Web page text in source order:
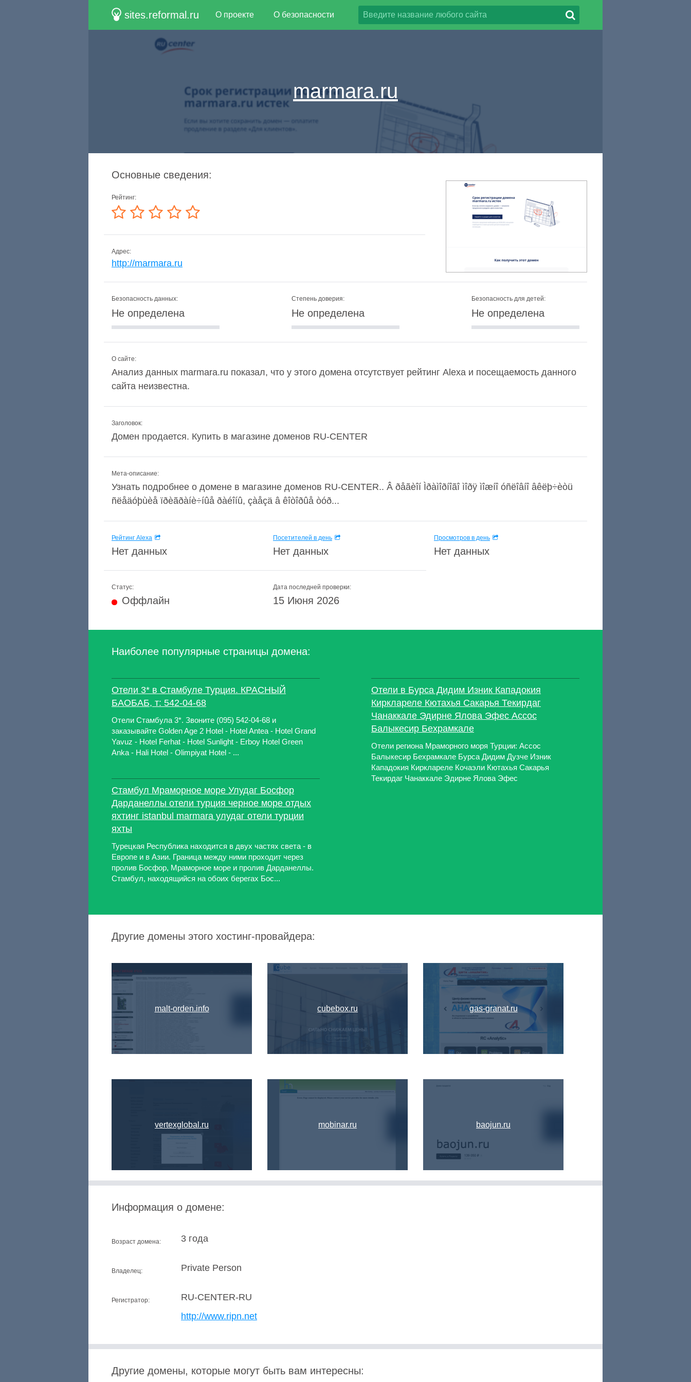
sites.reformal.ru О проекте О безопасности
marmara.ru
Основные сведения:
Рейтинг:
Адрес:
http://marmara.ru
Безопасность данных:
Не определена
Степень доверия:
Не определена
Безопасность для детей:
Не определена
О сайте:
Анализ данных marmara.ru показал, что у этого домена отсутствует рейтинг Alexa и посещаемость данного
сайта неизвестна.
Заголовок:
Домен продается. Купить в магазине доменов RU-CENTER
Мета-описание:
Узнать подробнее о домене в магазине доменов RU-CENTER.. Â ðåãèîí Ìðàìîðíîãî ìîðÿ ìîæíî óñëîâíî âêëþ÷èòü
ñëåäóþùèå ïðèãðàíè÷íûå ðàéîíû, çàåçä â êîòîðûå òóð...
Рейтинг Alexa
Нет данных
Посетителей в день
Нет данных
Просмотров в день
Нет данных
Статус:
Оффлайн
Дата последней проверки:
15 Июня 2026
Наиболее популярные страницы домена:
Отели 3* в Стамбуле Турция. КРАСНЫЙ
БАОБАБ, т: 542-04-68
Отели Стамбула 3*. Звоните (095) 542-04-68 и
заказывайте Golden Age 2 Hotel - Hotel Antea - Hotel Grand
Yavuz - Hotel Ferhat - Hotel Sunlight - Erboy Hotel Green
Anka - Hali Hotel - Olimpiyat Hotel - ...
Стамбул Мраморное море Улудаг Босфор
Дарданеллы отели турция черное море отдых
яхтинг istanbul marmara улудаг отели турции
яхты
Турецкая Республика находится в двух частях света - в
Европе и в Азии. Граница между ними проходит через
пролив Босфор, Мраморное море и пролив Дарданеллы.
Стамбул, находящийся на обоих берегах Бос...
Отели в Бурса Дидим Изник Кападокия
Кирклареле Кютахья Сакарья Текирдаг
Чанаккале Эдирне Ялова Эфес Ассос
Балыкесир Бехрамкале
Отели региона Мраморного моря Турции: Ассос
Балыкесир Бехрамкале Бурса Дидим Дузче Изник
Кападокия Кирклареле Кочаэли Кютахья Сакарья
Текирдаг Чанаккале Эдирне Ялова Эфес
Другие домены этого хостинг-провайдера:
malt-orden.info
vertexglobal.ru
cubebox.ru
mobinar.ru
gas-granat.ru
baojun.ru
Информация о домене:
Возраст домена: 3 года
Владелец: Private Person
Регистратор:
RU-CENTER-RU
http://www.ripn.net
Другие домены, которые могут быть вам интересны: